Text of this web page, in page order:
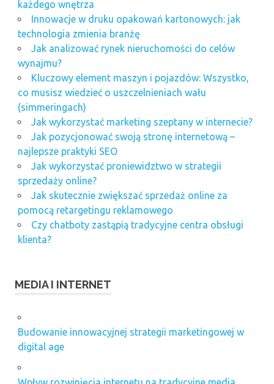
każdego wnętrza
Innowacje w druku opakowań kartonowych: jak
technologia zmienia branżę
Jak analizować rynek nieruchomości do celów
wynajmu?
Kluczowy element maszyn i pojazdów: Wszystko,
co musisz wiedzieć o uszczelnieniach wału
(simmeringach)
Jak wykorzystać marketing szeptany w internecie?
Jak pozycjonować swoją stronę internetową –
najlepsze praktyki SEO
Jak wykorzystać proniewidztwo w strategii
sprzedaży online?
Jak skutecznie zwiększać sprzedaż online za
pomocą retargetingu reklamowego
Czy chatboty zastąpią tradycyjne centra obsługi
klienta?
MEDIA I INTERNET
Budowanie innowacyjnej strategii marketingowej w
digital age